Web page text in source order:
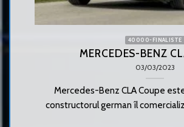
40000-FINALISTE
MERCEDES-BENZ
03/03/2023
Mercedes-Benz CLA Coupe
constructorul german îl